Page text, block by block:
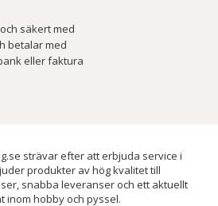
säkert med
betalar med
eller faktura
strävar efter att erbjuda service i
produkter av hög kvalitet till
snabba leveranser och ett aktuellt
inom hobby och pyssel.